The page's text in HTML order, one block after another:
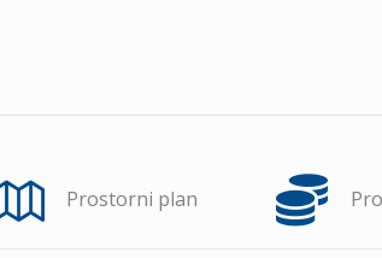
Prostorni plan